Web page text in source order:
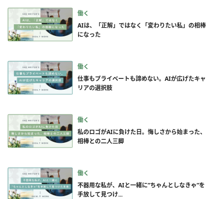
働く
AIは、「正解」ではなく「変わりたい私」の相棒
になった
働く
仕事もプライベートも諦めない。AIが広げたキャ
リアの選択肢
働く
私のロゴがAIに負けた日。悔しさから始まった、
相棒との二人三脚
働く
不器用な私が、AIと一緒に”ちゃんとしなきゃ”を
手放して見つけ...